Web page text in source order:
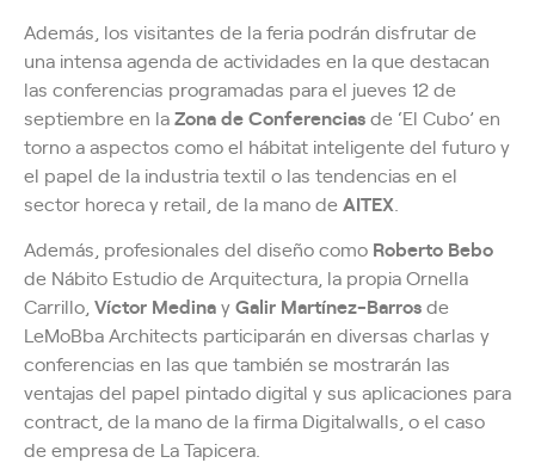
Además, los visitantes de la feria podrán disfrutar de
una intensa agenda de actividades en la que destacan
las conferencias programadas para el jueves 12 de
septiembre en laZona de Conferenciasde ‘El Cubo’ en
torno a aspectos como el hábitat inteligente del futuro y
el papel de la industria textil o las tendencias en el
sector horeca y retail, de la mano deAITEX
Además, profesionales del diseño como Roberto Bebo
de Nábito Estudio de Arquitectura, la propia Ornella
Carrillo, Víctor MedinayGalir Martínez-Barrosde
LeMoBba Architects participarán en diversas charlas y
conferencias en las que también se mostrarán las
ventajas del papel pintado digital y sus aplicaciones para
contract, de la mano de la firma Digitalwalls, o el caso
de empresa de La Tapicera.